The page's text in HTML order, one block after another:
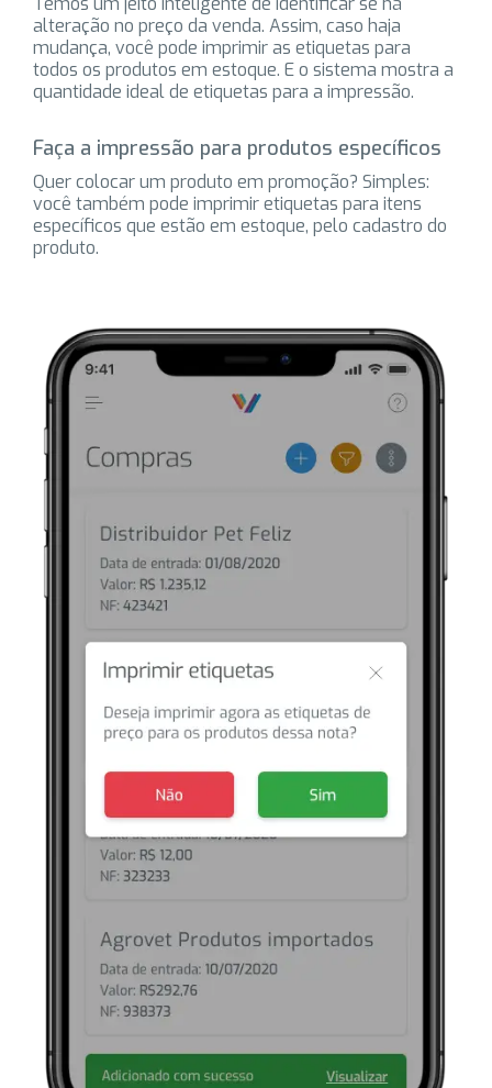
alteração no preço da venda. Assim, caso haja
mudança, você pode imprimir as etiquetas para
todos os produtos em estoque. E o sistema mostra a
quantidade ideal de etiquetas para a impressão.
Faça a impressão para produtos específicos
Quer colocar um produto em promoção? Simples:
você também pode imprimir etiquetas para itens
específicos que estão em estoque, pelo cadastro do
produto.